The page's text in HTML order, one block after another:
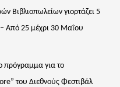
Βιβλιοπωλείων γιορτάζει 5
Από 25 μέχρι 30 Μαΐου
πρόγραμμα για το
του Διεθνούς Φεστιβάλ